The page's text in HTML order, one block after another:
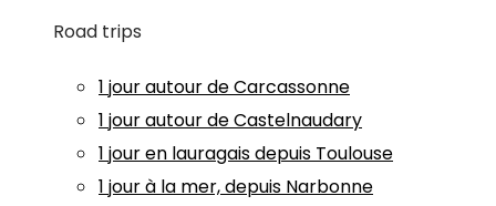
Road trips
1 jour autour de Carcassonne
1 jour autour de Castelnaudary
1 jour en lauragais depuis Toulouse
1 jour à la mer, depuis Narbonne